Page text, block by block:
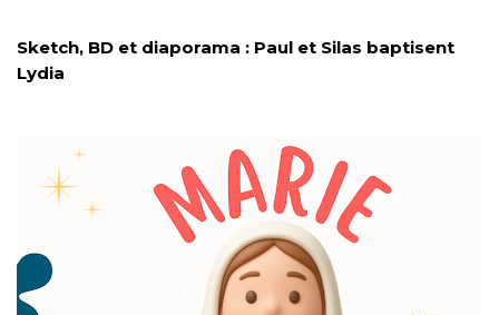
Sketch, BD et diaporama : Paul et Silas baptisent
Lydia